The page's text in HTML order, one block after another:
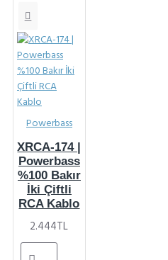
Powerbass
XRCA-174 |
Powerbass
%100 Bakır
İki Çiftli
RCA Kablo
2.444TL